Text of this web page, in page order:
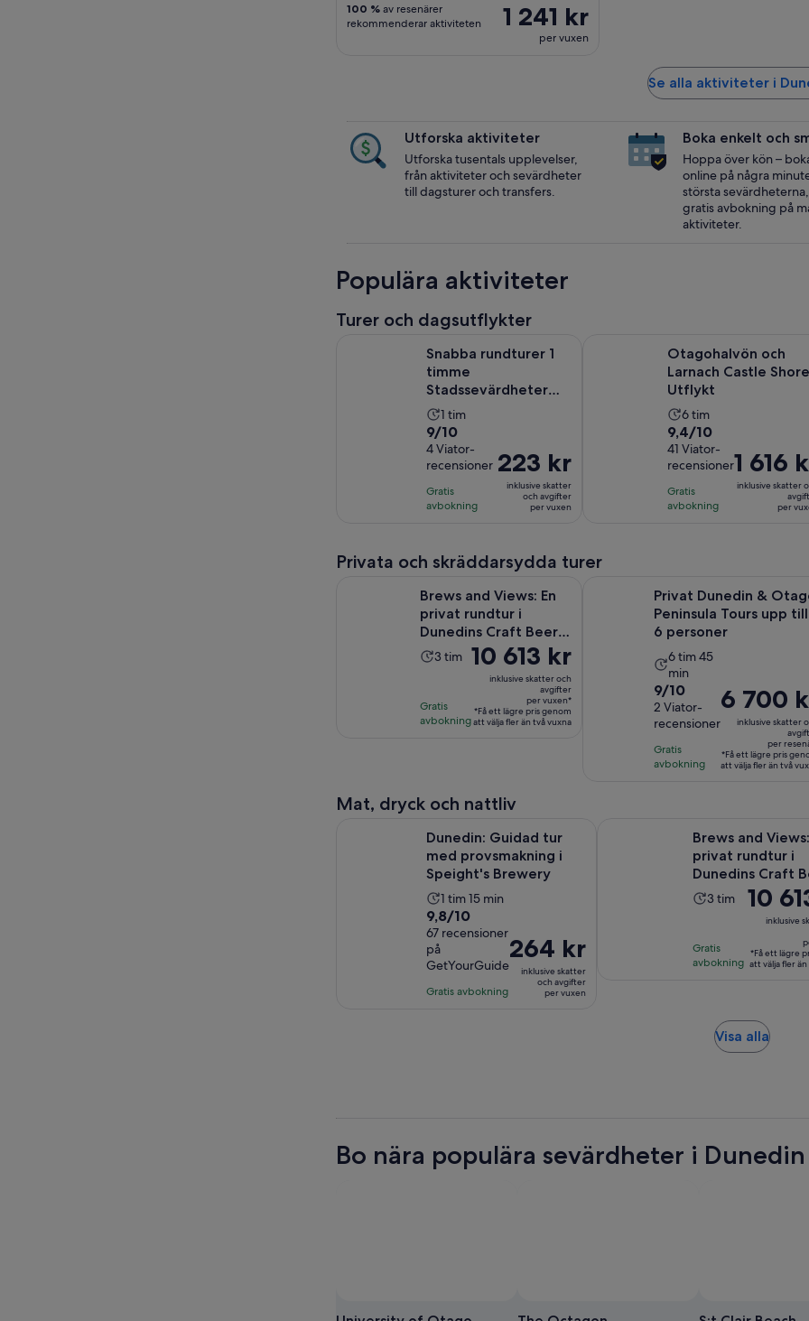
1 241 kr
per vuxen
100 % av resenärer
rekommenderar aktiviteten
Se alla aktiviteter i
Utforska aktiviteter
Utforska tusentals upplevelser,
från aktiviteter och sevärdheter
till dagsturer och transfers.
Boka enkelt och
Hoppa över kön –
online på några
största
gratis avbokning på
aktiviteter.
Populära aktiviteter
Turer och dagsutflykter
Snabba rundturer 1
timme
Stadssevärdheter
Kryssning Endast
fartygsdagar
Aktivitetens
längd
är
1
timme
1 tim
9.0
av
10
med
4
9/10
4 Viator-
recensioner
Gratis
avbokning
Priset
är
223 kr
223 kr
inklusive skatter
och avgifter
per vuxen
Otagohalvön och
Larnach Castle Shore
Utflykt
Aktivitetens
längd
är
6
timmar
6 tim
9.4
av
10
med
41
9,4/10
41 Viator-
recensioner
Gratis
avbokning
Priset
är
1 616 kr
1 616
inklusive skatter
per
Privata och skräddarsydda turer
Brews and Views: En
privat rundtur i
Dunedins Craft Beer
Scene
Aktivitetens
3
timmar
3 tim
Gratis
avbokning
Priset
är
10 613 kr
per
vuxen*
10 613 kr
inklusive skatter och
avgifter
per vuxen*
*Få ett lägre pris genom
att välja fler än två vuxna
Privat Dunedin &
Peninsula Tours upp till
6 personer
Aktivitetens
längd
är
6
timmar
och
45
6 tim 45
min
9.0
av
10
med
2
9/10
2 Viator-
recensioner
Gratis
avbokning
Priset
är
6 700 kr
per
resenär*
6 700
inklusive skatter
per
*Få ett lägre pris
att välja fler än två
Mat, dryck och nattliv
Dunedin: Guidad tur
med provsmakning i
Speight's Brewery
Aktivitetens
längd
är
1
timme
och
1 tim 15 min
9.8
av
10
med
67
9,8/10
67 recensioner
på
GetYourGuide
Gratis avbokning
Priset
är
264 kr
264 kr
inklusive skatter
och avgifter
per vuxen
Brews and
privat rundtur i
Dunedins Craft
Scene
Aktivitetens
3
timmar
3 tim
Gratis
avbokning
Priset
är
10 613 kr
per
vuxen*
10
inklusive
*Få ett lägre
att välja fler
Visa alla
Bo nära populära sevärdheter i Dunedin